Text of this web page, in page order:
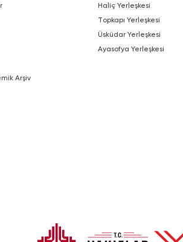
Arşiv
Haliç Yerleşkesi
Topkapı Yerleşkesi
Üsküdar Yerleşkesi
Ayasofya Yerleşkesi